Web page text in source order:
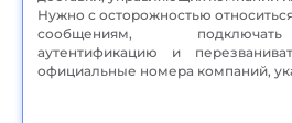
Нужно с осторожностью
сообщениям,
аутентификацию и
официальные номера компаний,